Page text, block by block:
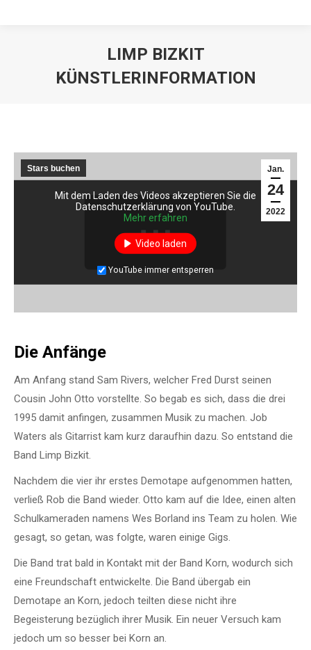
LIMP BIZKIT
KÜNSTLERINFORMATION
Jan.
24
2022
Stars buchen
Die Anfänge
Am Anfang stand Sam Rivers, welcher Fred Durst seinen
Cousin John Otto vorstellte. So begab es sich, dass die drei
1995 damit anfingen, zusammen Musik zu machen. Job
Waters als Gitarrist kam kurz daraufhin dazu. So entstand die
Band Limp Bizkit.
Nachdem die vier ihr erstes Demotape aufgenommen hatten,
verließ Rob die Band wieder. Otto kam auf die Idee, einen alten
Schulkameraden namens Wes Borland ins Team zu holen. Wie
gesagt, so getan, was folgte, waren einige Gigs.
Die Band trat bald in Kontakt mit der Band Korn, wodurch sich
eine Freundschaft entwickelte. Die Band übergab ein
Demotape an Korn, jedoch teilten diese nicht ihre
Begeisterung bezüglich ihrer Musik. Ein neuer Versuch kam
jedoch um so besser bei Korn an.
Mit dem Laden des Videos akzeptieren Sie die
Datenschutzerklärung von YouTube.
Mehr erfahren
Video laden
YouTube immer entsperren